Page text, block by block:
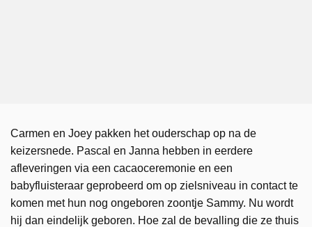
Carmen en Joey pakken het ouderschap op na de
keizersnede. Pascal en Janna hebben in eerdere
afleveringen via een cacaoceremonie en een
babyfluisteraar geprobeerd om op zielsniveau in contact te
komen met hun nog ongeboren zoontje Sammy. Nu wordt
hij dan eindelijk geboren. Hoe zal de bevalling die ze thuis